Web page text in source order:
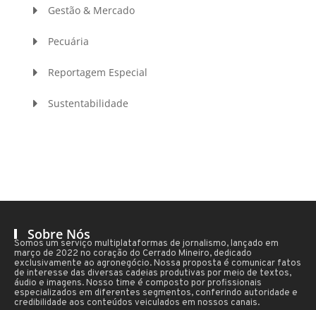
Gestão & Mercado
Pecuária
Reportagem Especial
Sustentabilidade
Sobre Nós
Somos um serviço multiplataformas de jornalismo, lançado em
março de 2022 no coração do Cerrado Mineiro, dedicado
exclusivamente ao agronegócio. Nossa proposta é comunicar fatos
de interesse das diversas cadeias produtivas por meio de textos,
áudio e imagens. Nosso time é composto por profissionais
especializados em diferentes segmentos, conferindo autoridade e
credibilidade aos conteúdos veiculados em nossos canais.